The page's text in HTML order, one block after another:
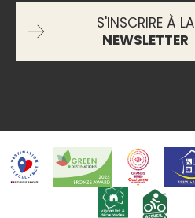
S'INSCRIRE À LA
NEWSLETTER